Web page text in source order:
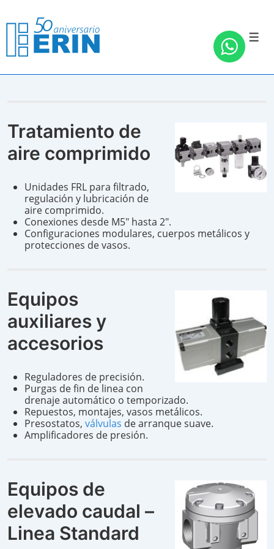
contenido
principal
Tratamiento de
aire comprimido
Unidades FRL para filtrado,
regulación y lubricación de
aire comprimido.
Conexiones desde M5″ hasta 2″.
Configuraciones modulares, cuerpos metálicos y
protecciones de vasos.
Equipos
auxiliares y
accesorios
Reguladores de precisión.
Purgas de fin de linea con
drenaje automático o temporizado.
Repuestos, montajes, vasos metálicos.
Presostatos, válvulas de arranque suave.
Amplificadores de presión.
Equipos de
elevado caudal –
Linea Standard